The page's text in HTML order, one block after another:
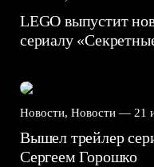
LEGO выпустит
сериалу
Новости, Новости — 21
Вышел трейлер
Сергеем Горошко